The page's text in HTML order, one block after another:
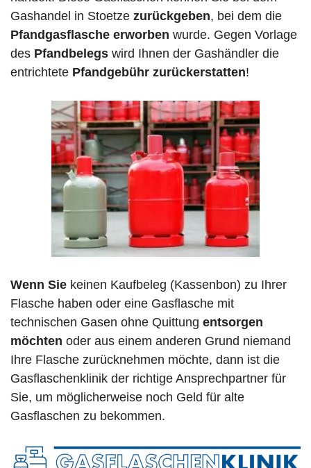
Gashandel in Stoetze zurückgeben, bei dem die
Pfandgasflasche erworben wurde. Gegen Vorlage
des Pfandbelegs wird Ihnen der Gashändler die
entrichtete Pfandgebühr zurückerstatten!
Wenn Sie keinen Kaufbeleg (Kassenbon) zu Ihrer
Flasche haben oder eine Gasflasche mit
technischen Gasen ohne Quittung entsorgen
möchten oder aus einem anderen Grund niemand
Ihre Flasche zurücknehmen möchte, dann ist die
Gasflaschenklinik der richtige Ansprechpartner für
Sie, um möglicherweise noch Geld für alte
Gasflaschen zu bekommen.